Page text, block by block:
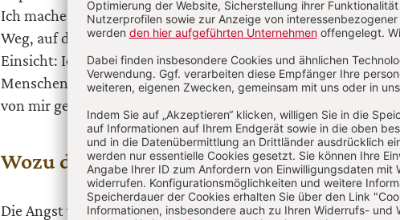
Ich mache mich auf den Weg in meine eigene Mitte. Es ist
Weg, auf dem ich meine tiefe Identität in Gott finde.
Einsicht: Ich bin eine einmalige Person. Und es gilt jetzt
Menschen zu erfüllen, sondern dieses innere Bild in mir zu
von mir gemacht hat.
Wozu die Angst einlädt
Die Angst vor dem Älterwerden ist eine Einladung, mich